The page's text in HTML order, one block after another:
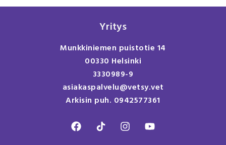
Yritys
Munkkiniemen puistotie 14
00330 Helsinki
3330989-9
asiakaspalvelu@vetsy.vet
Arkisin puh. 0942577361